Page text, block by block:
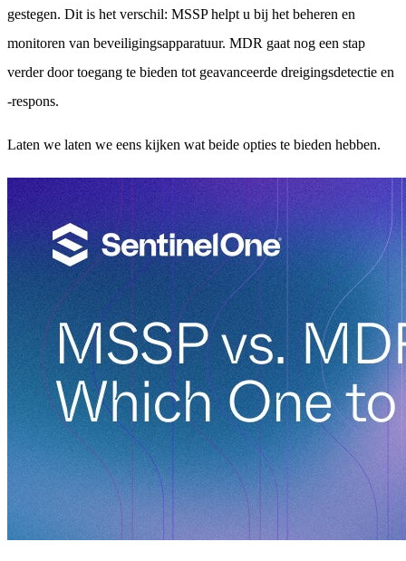
gestegen. Dit is het verschil: MSSP helpt u bij het beheren en
monitoren van beveiligingsapparatuur. MDR gaat nog een stap
verder door toegang te bieden tot geavanceerde dreigingsdetectie en
-respons.
Laten we laten we eens kijken wat beide opties te bieden hebben.